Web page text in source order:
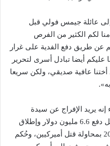
عائلة جيمس فولي قبل
لكم الكثير من الفرص
عن طريق دفع الفدية على غرار
أيضا تبادل أسرى لتحرير
عافية صديقي، ولكن سريعا
إنه يريد الإفراج عن سيدة
أميركية تبلغ من العمر 26 سنة مقابل دفع 6.6 مليون دولار وإطلاق
سراح صديقي، التي أُدينت عام 2010 بمحاولة قتل أميركيين، وحُكم